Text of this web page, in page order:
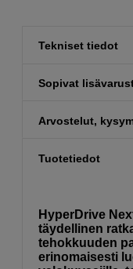
Tekniset tiedot
Sopivat
Arvostelut,
Tuotetiedot
HyperDrive
täydellinen
tehokkuuden
erinomaisesti